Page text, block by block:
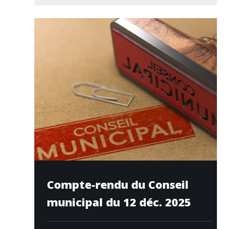
Compte-rendu du Conseil
municipal du 12 déc. 2025